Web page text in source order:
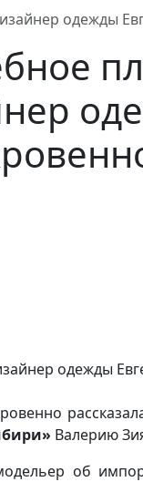
одежды
Валерию
об